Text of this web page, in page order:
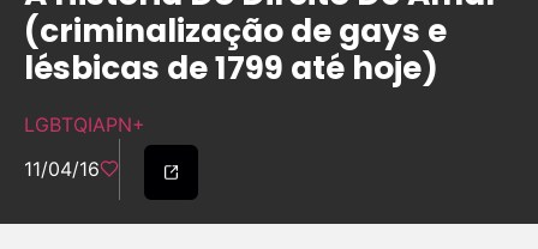
(criminalização de gays e
lésbicas de 1799 até hoje)
LGBTQIAPN+
11/04/16